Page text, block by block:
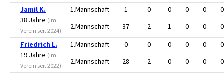
Jamil K.
38 Jahre (im
Verein seit 2024)
1.Mannschaft 1 0 0 0 0
0
2.Mannschaft
37 2 1 0 0
0
Friedrich L.
19 Jahre (im
Verein seit 2022)
1.Mannschaft 0 0 0 0 0
0
2.Mannschaft
28 2 0 0 0
0